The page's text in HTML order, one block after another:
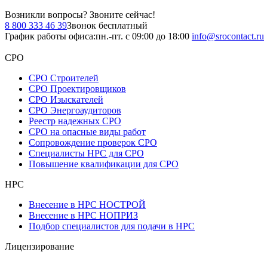
Возникли вопросы? Звоните сейчас!
8 800 333 46 39Звонок бесплатный
График работы офиса:пн.-пт. с 09:00 до 18:00 info@srocontact.ru
СРО
СРО Строителей
СРО Проектировщиков
СРО Изыскателей
СРО Энергоаудиторов
Реестр надежных СРО
СРО на опасные виды работ
Сопровождение проверок СРО
Специалисты НРС для СРО
Повышение квалификации для СРО
НРС
Внесение в НРС НОСТРОЙ
Внесение в НРС НОПРИЗ
Подбор специалистов для подачи в НРС
Лицензирование